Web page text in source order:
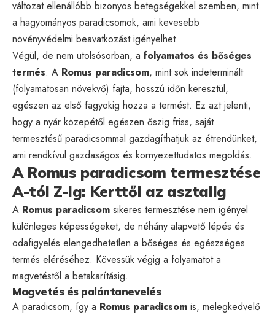
változat ellenállóbb bizonyos betegségekkel szemben, mint
a hagyományos paradicsomok, ami kevesebb
növényvédelmi beavatkozást igényelhet.
Végül, de nem utolsósorban, a folyamatos és bőséges
termés. A Romus paradicsom, mint sok indeterminált
(folyamatosan növekvő) fajta, hosszú időn keresztül,
egészen az első fagyokig hozza a termést. Ez azt jelenti,
hogy a nyár közepétől egészen őszig friss, saját
termesztésű paradicsommal gazdagíthatjuk az étrendünket,
ami rendkívül gazdaságos és környezettudatos megoldás.
A Romus paradicsom termesztése
A-tól Z-ig: Kerttől az asztalig
A Romus paradicsom sikeres termesztése nem igényel
különleges képességeket, de néhány alapvető lépés és
odafigyelés elengedhetetlen a bőséges és egészséges
termés eléréséhez. Kövessük végig a folyamatot a
magvetéstől a betakarításig.
Magvetés és palántanevelés
A paradicsom, így a Romus paradicsom is, melegkedvelő